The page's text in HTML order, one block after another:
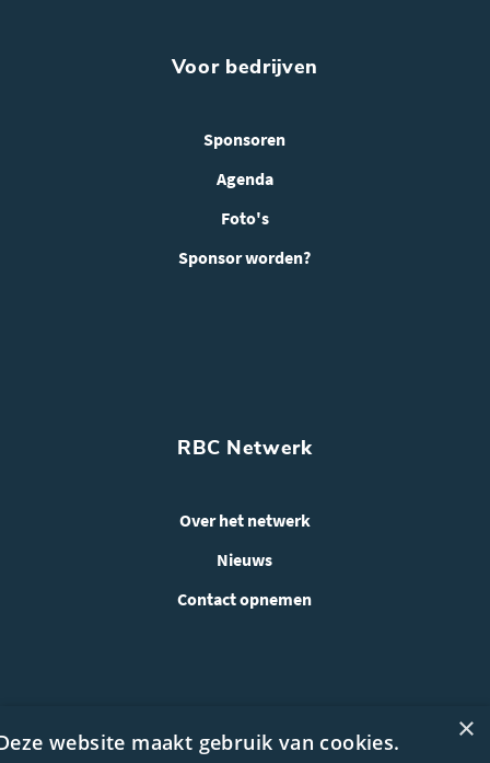
Voor bedrijven
Sponsoren
Agenda
Foto's
Sponsor worden?
RBC Netwerk
Over het netwerk
Nieuws
Contact opnemen
×
website maakt gebruik van cookies.